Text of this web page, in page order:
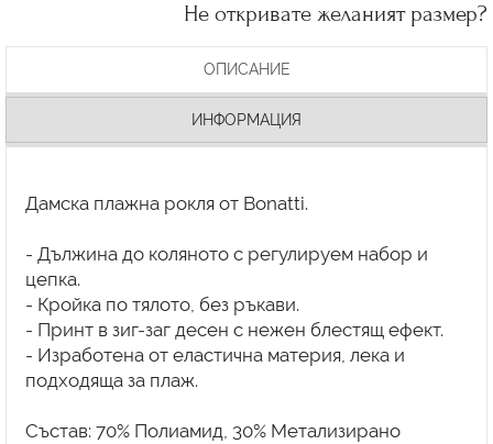
Не откривате желаният размер?
ОПИСАНИЕ
ИНФОРМАЦИЯ
Дамска плажна рокля от Bonatti.
- Дължина до коляното с регулируем набор и
цепка.
- Кройка по тялото, без ръкави.
- Принт в зиг-заг десен с нежен блестящ ефект.
- Изработена от еластична материя, лека и
подходяща за плаж.
Състав: 70% Полиамид, 30% Метализирано